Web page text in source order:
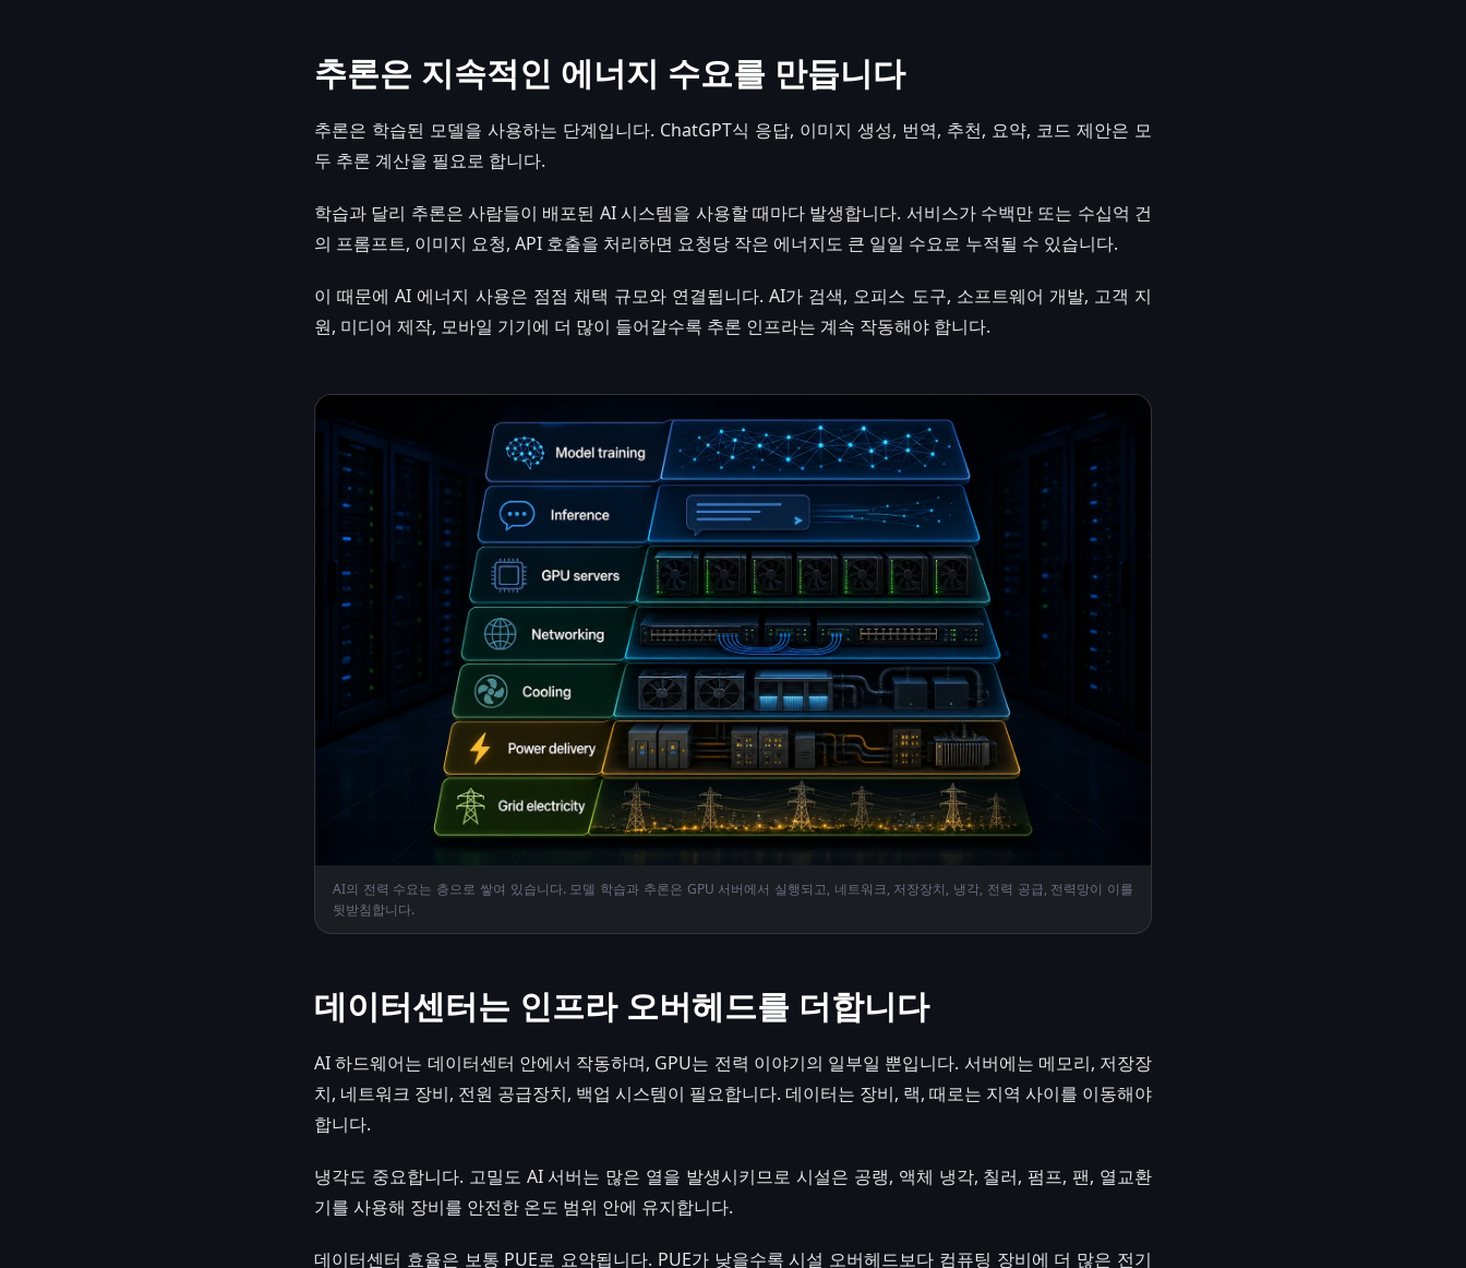
추론은 지속적인 에너지 수요를 만듭니다
추론은 학습된 모델을 사용하는 단계입니다. ChatGPT식 응답, 이미지 생성, 번역, 추천, 요약, 코드 제안은 모
두 추론 계산을 필요로 합니다.
학습과 달리 추론은 사람들이 배포된 AI 시스템을 사용할 때마다 발생합니다. 서비스가 수백만 또는 수십억 건
의 프롬프트, 이미지 요청, API 호출을 처리하면 요청당 작은 에너지도 큰 일일 수요로 누적될 수 있습니다.
이 때문에 AI 에너지 사용은 점점 채택 규모와 연결됩니다. AI가 검색, 오피스 도구, 소프트웨어 개발, 고객 지
원, 미디어 제작, 모바일 기기에 더 많이 들어갈수록 추론 인프라는 계속 작동해야 합니다.
AI의 전력 수요는 층으로 쌓여 있습니다. 모델 학습과 추론은 GPU 서버에서 실행되고, 네트워크, 저장장치, 냉각, 전력 공급, 전력망이 이를
뒷받침합니다.
데이터센터는 인프라 오버헤드를 더합니다
AI 하드웨어는 데이터센터 안에서 작동하며, GPU는 전력 이야기의 일부일 뿐입니다. 서버에는 메모리, 저장장
치, 네트워크 장비, 전원 공급장치, 백업 시스템이 필요합니다. 데이터는 장비, 랙, 때로는 지역 사이를 이동해야
합니다.
냉각도 중요합니다. 고밀도 AI 서버는 많은 열을 발생시키므로 시설은 공랭, 액체 냉각, 칠러, 펌프, 팬, 열교환
기를 사용해 장비를 안전한 온도 범위 안에 유지합니다.
데이터센터 효율은 보통 PUE로 요약됩니다. PUE가 낮을수록 시설 오버헤드보다 컴퓨팅 장비에 더 많은 전기